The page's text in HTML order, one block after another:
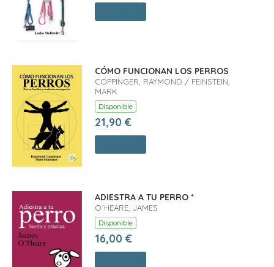
CÓMO FUNCIONAN LOS PERROS
COPPINGER, RAYMOND / FEINSTEIN,
MARK
Disponible
21,90 €
ADIESTRA A TU PERRO *
O´HEARE, JAMES
Disponible
16,00 €